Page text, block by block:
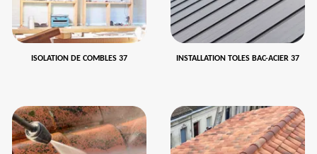
ISOLATION DE COMBLES 37 INSTALLATION TOLES BAC-ACIER 37